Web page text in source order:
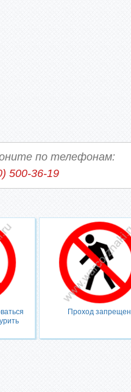
по телефонам:
500-36-19
Проход запрещен